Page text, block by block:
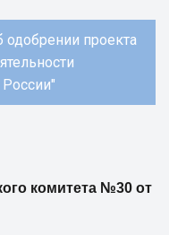
проекта
комитета №30 от